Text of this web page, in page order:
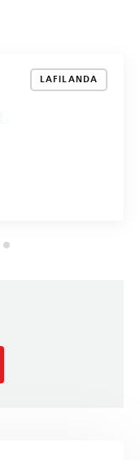
LAFILANDA